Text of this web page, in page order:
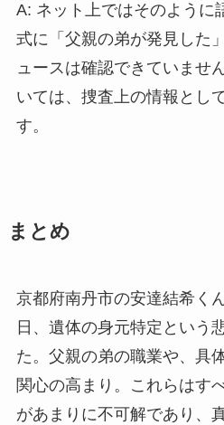
A: ネット上ではそのように
式に「父親の弟が発見した
ュースは確認できていませ
いては、捜査上の情報とし
す。
まとめ
京都府南丹市の安達結希く
日、遺体の身元特定という
た。父親の弟の職業や、具
関心の高まり。これらはす
があまりに不可解であり、